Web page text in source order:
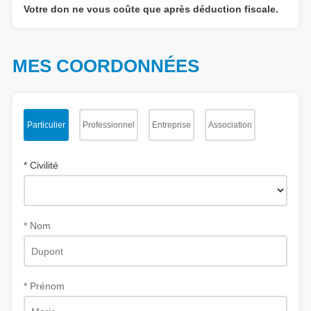
Votre don ne vous coûte queaprès déduction fiscale.
MES COORDONNÉES
Particulier Professionnel Entreprise Association
* Civilité
* Nom
* Prénom